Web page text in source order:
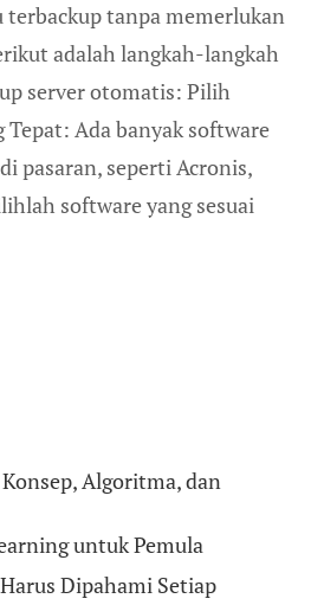
terbackup tanpa memerlukan
adalah langkah-langkah
server otomatis: Pilih
Tepat: Ada banyak software
pasaran, seperti Acronis,
software yang sesuai
Algoritma, dan
untuk Pemula
Dipahami Setiap